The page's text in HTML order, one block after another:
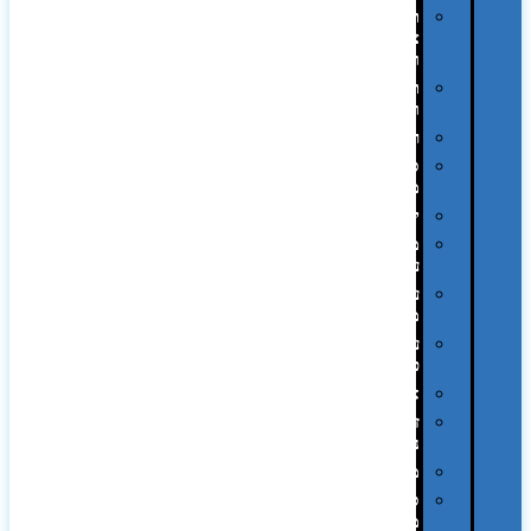
תיקי
ומכתביות
תערוכות
וכנסים
רמקולים
סוכריות
ממותגות
יודאיקה
מארזי
עטים
עטי
מתכת
עטי
פלסטיק
אוזניות
זכרונות
ניידים
מפצלים
סביבת
מחשב